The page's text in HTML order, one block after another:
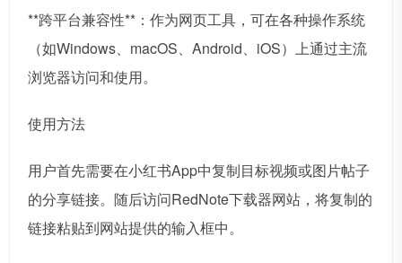
**跨平台兼容性**：作为网页工具，可在各种操作系统
（如Windows、macOS、Android、iOS）上通过主流
浏览器访问和使用。
使用方法
用户首先需要在小红书App中复制目标视频或图片帖子
的分享链接。随后访问RedNote下载器网站，将复制的
链接粘贴到网站提供的输入框中。